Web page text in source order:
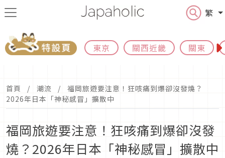
繁
東京 關西近畿 關東
首頁 潮流
福岡旅遊要注意！狂咳痛到爆卻沒發燒？
2026年日本「神秘感冒」擴散中
福岡旅遊要注意！狂咳痛到爆卻沒發
燒？2026年日本「神秘感冒」擴散中